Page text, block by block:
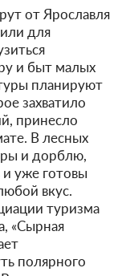
от Ярославля
для
и быт малых
планируют
захватило
принесло
В лесных
и дорблю,
уже готовы
вкус.
туризма
«Сырная
полярного